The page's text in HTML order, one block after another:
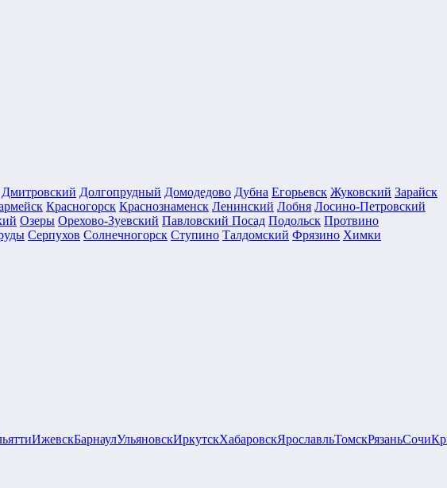
Дмитровский Долгопрудный Домодедово Дубна Егорьевск Жуковский Зарайск
Красногорск Краснознаменск Ленинский Лобня Лосино-Петровский
Озеры Орехово-Зуевский Павловский Посад Подольск Протвино
Серпухов Солнечногорск Ступино Талдомский Фрязино Химки
ИжевскБарнаулУльяновскИркутскХабаровскЯрославльТомскРязаньСочи